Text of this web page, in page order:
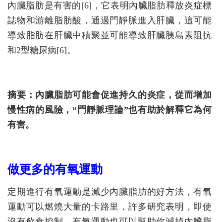
內臟脂肪是有害的[6]，它表明內臟脂肪釋放炎症標
誌物和游離脂肪酸，通過門靜脈進入肝臟，這可能
導致脂肪在肝臟中積聚並可能導致肝臟胰島素阻抗
和2型糖尿病[6]。
摘要：內臟脂肪可能會促進持久的炎症，從而增加
慢性病的風險，“門靜脈理論”也有助於解釋它為何
有害。
做更多的有氧運動
定期進行有氧運動是減少內臟脂肪的好方法，有氧
運動可以燃燒大量的卡路里，許多研究表明，即使